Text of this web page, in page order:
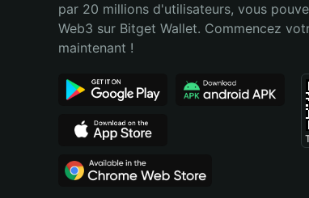
Português (Brasil)
Español (Argentina)
par 20 millions d'utilisateurs, vous
Web3 sur Bitget Wallet. Commencez
maintenant !